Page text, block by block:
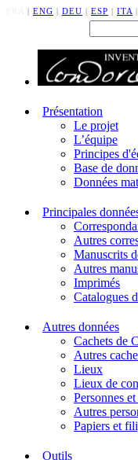
| ENG | DEU | ESP | ITA |
Présentation
Le projet
L’équipe
Principes
Base de
Données
Principales
Autres
Manuscrits
Autres
Imprimés
Catalogues
Autres données
Cachets de
Autres
Lieux
Lieux de
Personnes
Autres
Papiers et
Outils